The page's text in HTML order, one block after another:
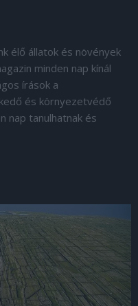
élő állatok és növények
minden nap kínál
írások a
és környezetvédő
nap tanulhatnak és